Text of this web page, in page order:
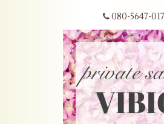
080-5647-